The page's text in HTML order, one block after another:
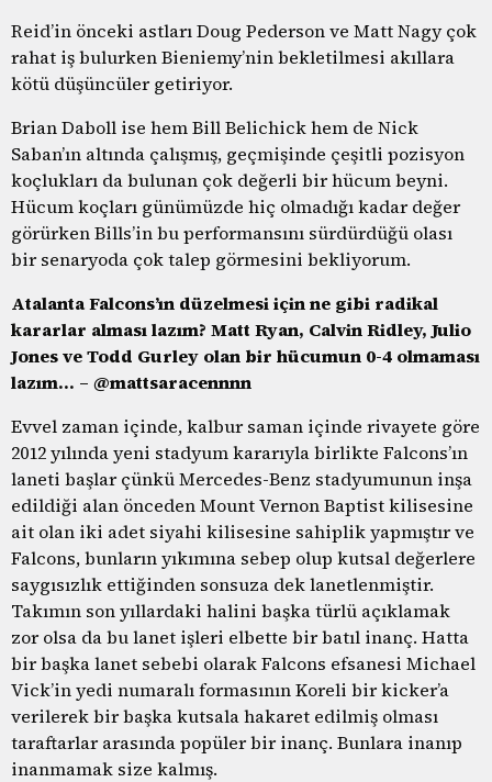
Reid’in önceki astları Doug Pederson ve Matt Nagy çok
rahat iş bulurken Bieniemy’nin bekletilmesi akıllara
kötü düşüncüler getiriyor.
Brian Daboll ise hem Bill Belichick hem de Nick
Saban’ın altında çalışmış, geçmişinde çeşitli pozisyon
koçlukları da bulunan çok değerli bir hücum beyni.
Hücum koçları günümüzde hiç olmadığı kadar değer
görürken Bills’in bu performansını sürdürdüğü olası
bir senaryoda çok talep görmesini bekliyorum.
Atalanta Falcons’ın düzelmesi için ne gibi radikal
kararlar alması lazım? Matt Ryan, Calvin Ridley, Julio
Jones ve Todd Gurley olan bir hücumun 0-4 olmaması
lazım… – @mattsaracennnn
Evvel zaman içinde, kalbur saman içinde rivayete göre
2012 yılında yeni stadyum kararıyla birlikte Falcons’ın
laneti başlar çünkü Mercedes-Benz stadyumunun inşa
edildiği alan önceden Mount Vernon Baptist kilisesine
ait olan iki adet siyahi kilisesine sahiplik yapmıştır ve
Falcons, bunların yıkımına sebep olup kutsal değerlere
saygısızlık ettiğinden sonsuza dek lanetlenmiştir.
Takımın son yıllardaki halini başka türlü açıklamak
zor olsa da bu lanet işleri elbette bir batıl inanç. Hatta
bir başka lanet sebebi olarak Falcons efsanesi Michael
Vick’in yedi numaralı formasının Koreli bir kicker’a
verilerek bir başka kutsala hakaret edilmiş olması
taraftarlar arasında popüler bir inanç. Bunlara inanıp
inanmamak size kalmış.